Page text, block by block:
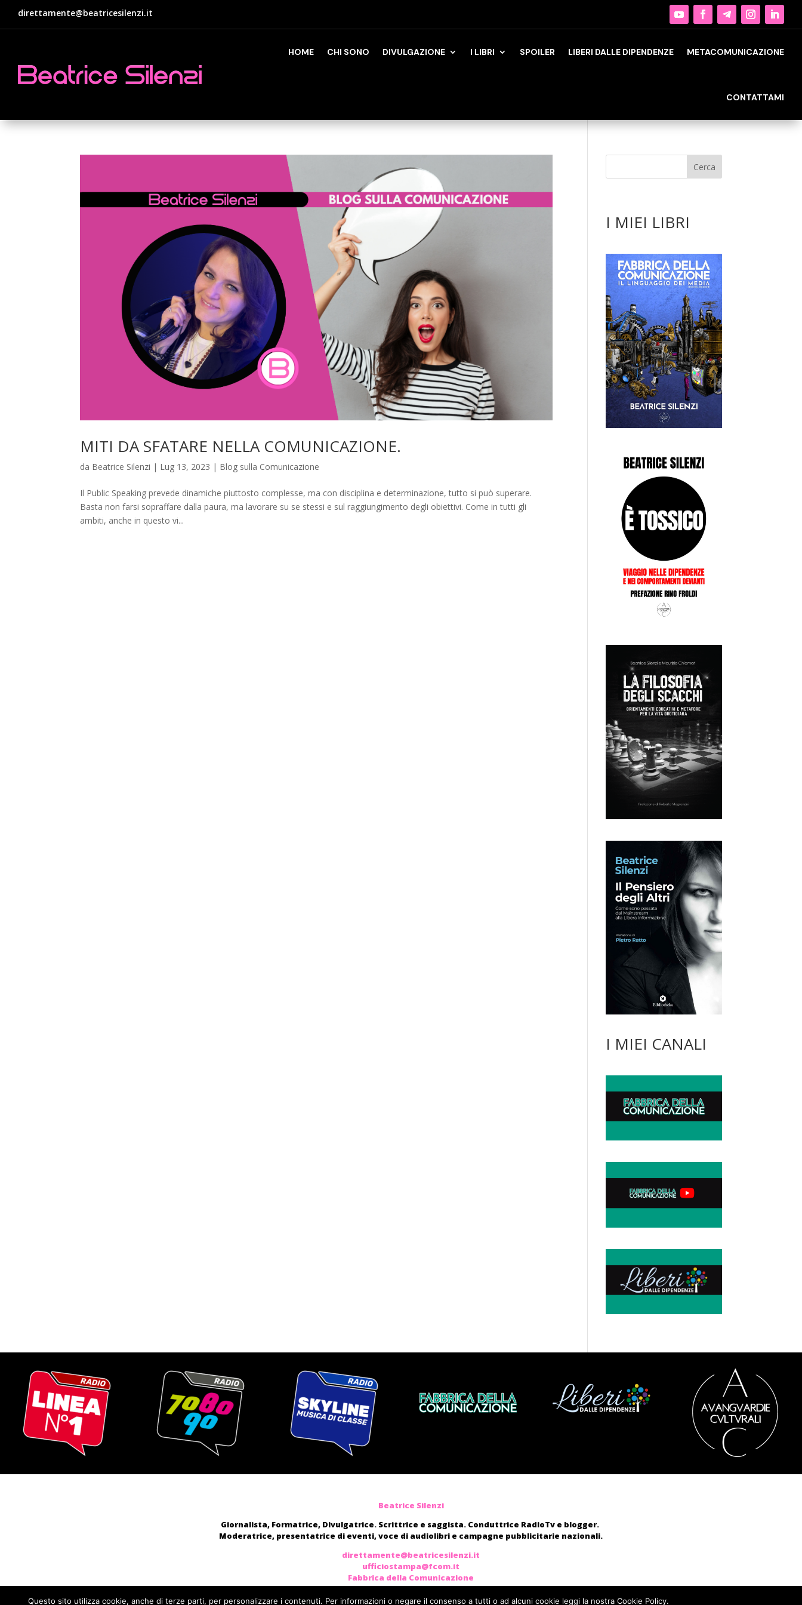
direttamente@beatricesilenzi.it
HOME CHI SONO DIVULGAZIONE I LIBRI SPOILER LIBERI DALLE DIPENDENZE METACOMUNICAZIONE
CONTATTAMI
MITI DA SFATARE NELLA COMUNICAZIONE.
da Beatrice Silenzi | Lug 13, 2023 | Blog sulla Comunicazione
Il Public Speaking prevede dinamiche piuttosto complesse, ma con disciplina e determinazione, tutto si può superare.
Basta non farsi sopraffare dalla paura, ma lavorare su se stessi e sul raggiungimento degli obiettivi. Come in tutti gli
ambiti, anche in questo vi...
I MIEI LIBRI
I MIEI CANALI
Beatrice Silenzi
Giornalista, Formatrice, Divulgatrice. Scrittrice e saggista. Conduttrice RadioTv e blogger.
Moderatrice, presentatrice di eventi, voce di audiolibri e campagne pubblicitarie nazionali.
direttamente@beatricesilenzi.it
ufficiostampa@fcom.it
Fabbrica della Comunicazione
Questo sito utilizza cookie, anche di terze parti, per personalizzare i contenuti. Per informazioni o negare il consenso a tutti o ad alcuni cookie leggi la nostra Cookie Policy.